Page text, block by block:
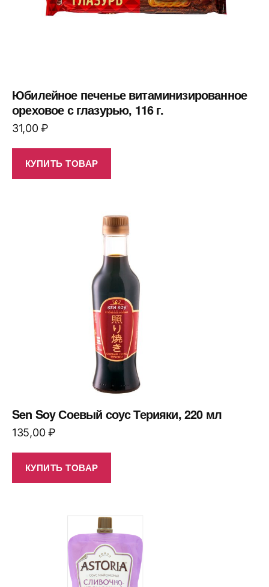
Юбилейное печенье витаминизированное
ореховое с глазурью, 116 г.
31,00₽
КУПИТЬ ТОВАР
Sen Soy Соевый соус Терияки, 220 мл
135,00₽
КУПИТЬ ТОВАР